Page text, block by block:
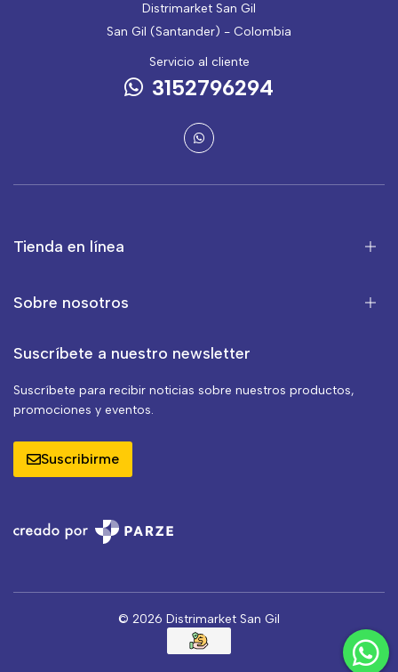
Distrimarket San Gil
San Gil (Santander) - Colombia
Servicio al cliente
3152796294
Tienda en línea
Sobre nosotros
Suscríbete a nuestro newsletter
Suscríbete para recibir noticias sobre nuestros productos,
promociones y eventos.
Suscribirme
© 2026 Distrimarket San Gil